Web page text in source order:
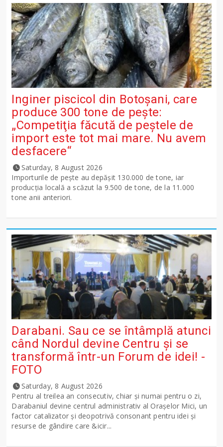
Inginer piscicol din Botoşani, care
produce 300 tone de peşte:
„Competiţia făcută de peştele de
import este tot mai mare. Nu avem
desfacere“
Saturday, 8 August 2026
Importurile de peşte au depăşit 130.000 de tone, iar
producţia locală a scăzut la 9.500 de tone, de la 11.000
tone anii anteriori.
Darabani. Sau ce se întâmplă atunci
când Nordul devine Centru și se
transformă într-un Forum de idei! -
FOTO
Saturday, 8 August 2026
Pentru al treilea an consecutiv, chiar și numai pentru o zi,
Darabaniul devine centrul administrativ al Orașelor Mici, un
factor catalizator și deopotrivă consonant pentru idei și
resurse de gândire care &icir...